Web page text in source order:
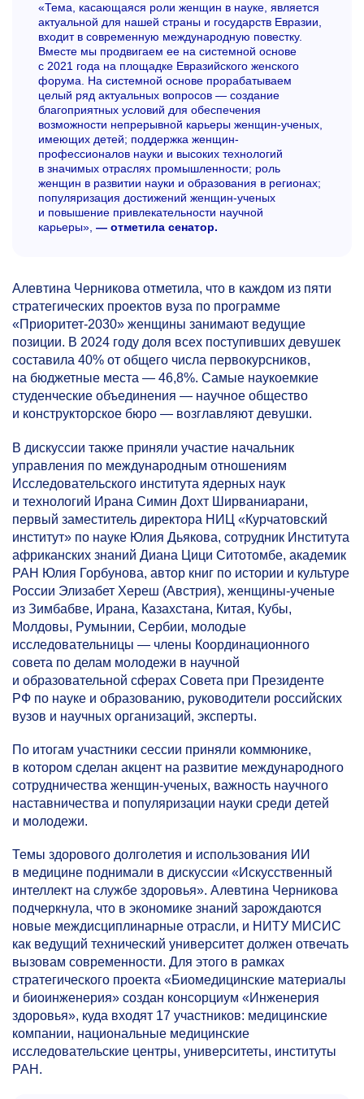
«Тема, касающаяся роли женщин в науке, является
актуальной для нашей страны и государств Евразии,
входит в современную международную повестку.
Вместе мы продвигаем ее на системной основе
с 2021 года на площадке Евразийского женского
форума. На системной основе прорабатываем
целый ряд актуальных вопросов — создание
благоприятных условий для обеспечения
возможности непрерывной карьеры женщин-ученых,
имеющих детей; поддержка женщин-
профессионалов науки и высоких технологий
в значимых отраслях промышленности; роль
женщин в развитии науки и образования в регионах;
популяризация достижений женщин-ученых
и повышение привлекательности научной
карьеры», — отметила сенатор.
Алевтина Черникова отметила, что в каждом из пяти
стратегических проектов вуза по программе
«Приоритет-2030» женщины занимают ведущие
позиции. В 2024 году доля всех поступивших девушек
составила 40% от общего числа первокурсников,
на бюджетные места — 46,8%. Самые наукоемкие
студенческие объединения — научное общество
и конструкторское бюро — возглавляют девушки.
В дискуссии также приняли участие начальник
управления по международным отношениям
Исследовательского института ядерных наук
и технологий Ирана Симин Дохт Ширваниарани,
первый заместитель директора НИЦ «Курчатовский
институт» по науке Юлия Дьякова, сотрудник Института
африканских знаний Диана Цици Ситотомбе, академик
РАН Юлия Горбунова, автор книг по истории и культуре
России Элизабет Хереш (Австрия), женщины-ученые
из Зимбабве, Ирана, Казахстана, Китая, Кубы,
Молдовы, Румынии, Сербии, молодые
исследовательницы — члены Координационного
совета по делам молодежи в научной
и образовательной сферах Совета при Президенте
РФ по науке и образованию, руководители российских
вузов и научных организаций, эксперты.
По итогам участники сессии приняли коммюнике,
в котором сделан акцент на развитие международного
сотрудничества женщин-ученых, важность научного
наставничества и популяризации науки среди детей
и молодежи.
Темы здорового долголетия и использования ИИ
в медицине поднимали в дискуссии «Искусственный
интеллект на службе здоровья». Алевтина Черникова
подчеркнула, что в экономике знаний зарождаются
новые междисциплинарные отрасли, и НИТУ МИСИС
как ведущий технический университет должен отвечать
вызовам современности. Для этого в рамках
стратегического проекта «Биомедицинские материалы
и биоинженерия» создан консорциум «Инженерия
здоровья», куда входят 17 участников: медицинские
компании, национальные медицинские
исследовательские центры, университеты, институты
РАН.